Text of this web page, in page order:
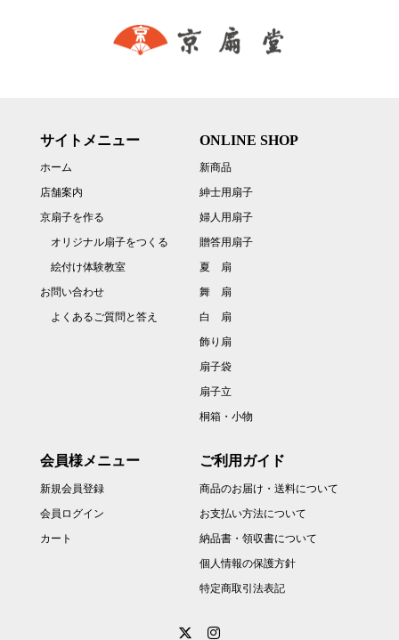
サイトメニュー
ホーム
店舗案内
京扇子を作る
オリジナル扇子をつくる
絵付け体験教室
お問い合わせ
よくあるご質問と答え
ONLINE SHOP
新商品
紳士用扇子
婦人用扇子
贈答用扇子
夏 扇
舞 扇
白 扇
飾り扇
扇子袋
扇子立
桐箱・小物
会員様メニュー
新規会員登録
会員ログイン
カート
ご利用ガイド
商品のお届け・送料について
お支払い方法について
納品書・領収書について
個人情報の保護方針
特定商取引法表記